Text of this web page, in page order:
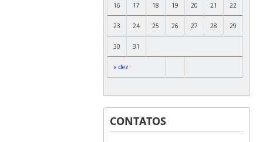
« dez
16 17 18 19 20 21 22
23 24 25 26 27 28 29
30 31
CONTATOS